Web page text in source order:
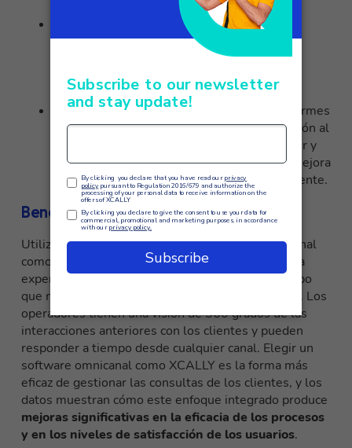
Con XCALLY, las
empresas pueden ofrecer a los clientes una
experiencia omnicanal, permitiéndoles
interactuar a través de distintos canales sin
perder coherencia ni continuidad.
Análisis de datos:XCALLY proporciona informes
detallados sobre el rendimiento de la atención al
cliente, lo que permite a las empresas seguir y
analizar los datos para identificar áreas de mejora
y optimizar las estrategias de atención al cliente.
Beneficios para las empresas
Utilizar un software de atención al cliente omnicanal
como
permite a las empresas ofrecer una
experiencia de usuario fluida y coherente, al tiempo
que mejora la eficacia de sus procesos de servicio. Los
operadores tienen una visión de 360 grados de las
interacciones anteriores con los clientes y pueden
responder a tiempo desde cualquier canal. Elegir un
software omnicanal como XCALLY es la forma más
eficaz de gestionar las consultas de los clientes, y los
datos muestran cómo este enfoque integrado produce
mejoras significativas en la eficacia de los procesos
y en los niveles de satisfacción de los usuarios.